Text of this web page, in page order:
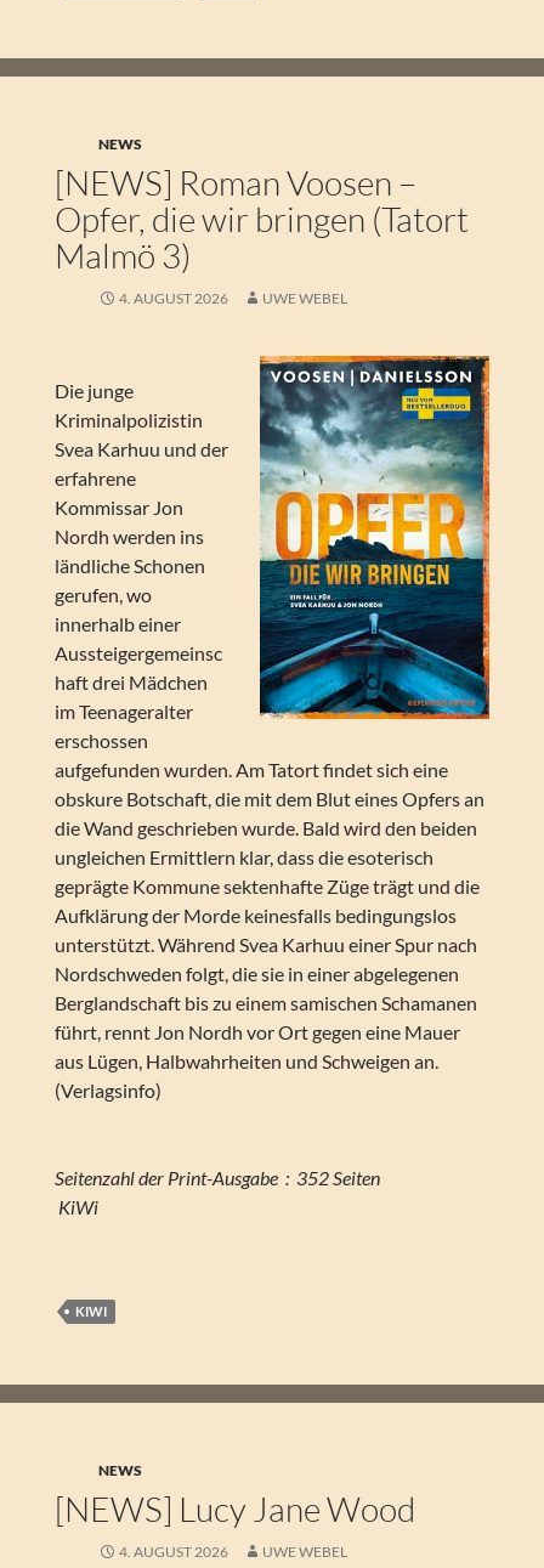
NEWS
[NEWS] Roman Voosen –
Opfer, die wir bringen (Tatort
Malmö 3)
4. AUGUST 2026 UWE WEBEL
Die junge
Kriminalpolizistin
Svea Karhuu und der
erfahrene
Kommissar Jon
Nordh werden ins
ländliche Schonen
gerufen, wo
innerhalb einer
Aussteigergemeinsc
haft drei Mädchen
im Teenageralter
erschossen
aufgefunden wurden. Am Tatort findet sich eine
obskure Botschaft, die mit dem Blut eines Opfers an
die Wand geschrieben wurde. Bald wird den beiden
ungleichen Ermittlern klar, dass die esoterisch
geprägte Kommune sektenhafte Züge trägt und die
Aufklärung der Morde keinesfalls bedingungslos
unterstützt. Während Svea Karhuu einer Spur nach
Nordschweden folgt, die sie in einer abgelegenen
Berglandschaft bis zu einem samischen Schamanen
führt, rennt Jon Nordh vor Ort gegen eine Mauer
aus Lügen, Halbwahrheiten und Schweigen an.
(Verlagsinfo)
Seitenzahl der Print-Ausgabe ‏ : ‎ 352 Seiten
‎ KiWi
KIWI
NEWS
[NEWS] Lucy Jane Wood
4. AUGUST 2026 UWE WEBEL